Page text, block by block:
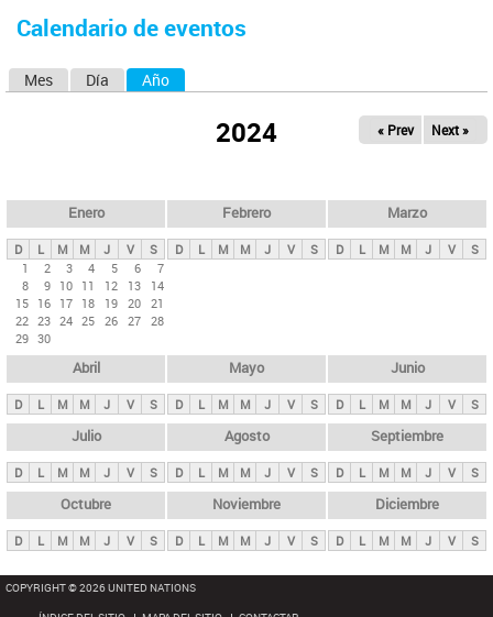
d
usted
Calendario de eventos
s
p
n
i
p
a
l
s
Mes Día Año
2024 « Prev Next »
Enero
D L M M J V
S
1
2 3 4 5 6
7
8
9 10 11 12 13
14
15 16 17 18 19 20 21
22 23 24 25 26 27 28
29 30
Febrero
D L M M J V S
Marzo
D L M M J V S
Abril
D L M M J V S
Mayo
D L M M J V S
Junio
D L M M J V S
Julio
D L M M J V S
Agosto
D L M M J V S
Septiembre
D L M M J V S
Octubre
D L M M J V S
Noviembre
D L M M J V S
Diciembre
D L M M J V S
COPYRIGHT © 2026 UNITED NATIONS